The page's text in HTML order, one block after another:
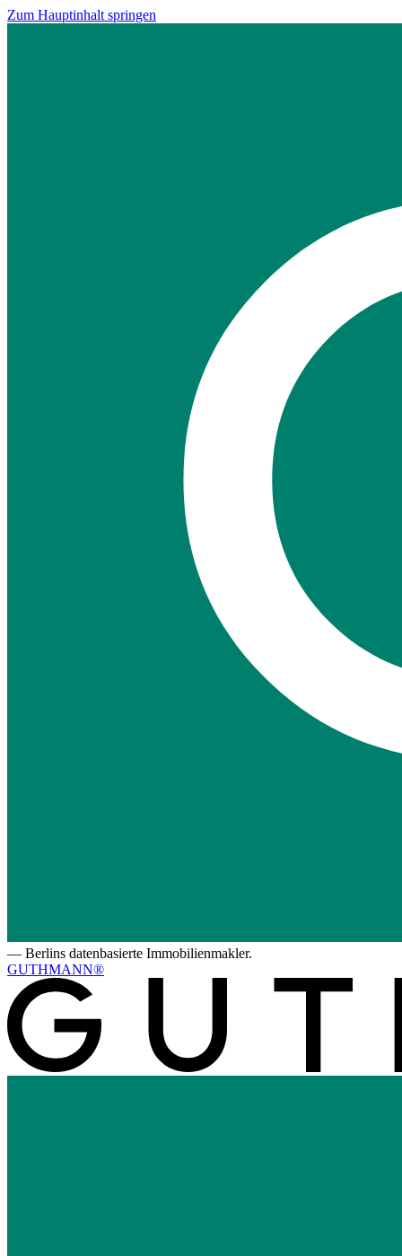
Zum Hauptinhalt springen
— Berlins datenbasierte Immobilienmakler.
GUTHMANN®